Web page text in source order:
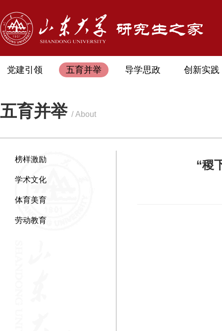
党建引领 五育并举 导学思政 创新实践
五育并举 / About
榜样激励
学术文化
体育美育
劳动教育
“稷